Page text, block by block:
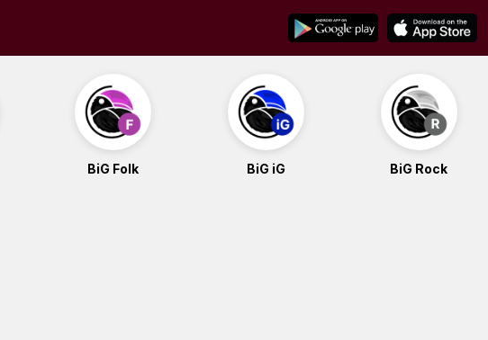
BiG Folk BiG iG BiG Rock